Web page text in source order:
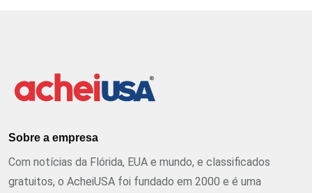
Sobre a empresa
Com notícias da Flórida, EUA e mundo, e classificados
gratuitos, o AcheiUSA foi fundado em 2000 e é uma